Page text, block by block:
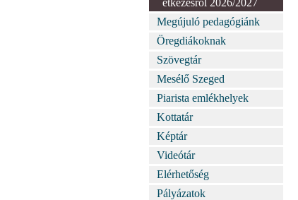
étkezésről 2026/2027
Megújuló pedagógiánk
Öregdiákoknak
Szövegtár
Mesélő Szeged
Piarista emlékhelyek
Kottatár
Képtár
Videótár
Elérhetőség
Pályázatok